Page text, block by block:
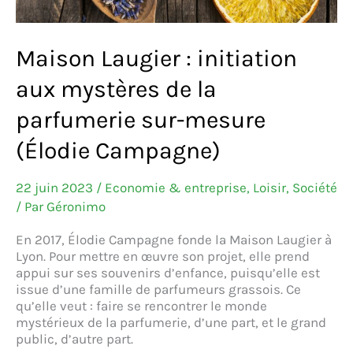
Maison Laugier : initiation
aux mystères de la
parfumerie sur-mesure
(Élodie Campagne)
22 juin 2023 / Economie & entreprise, Loisir, Société
/ Par Géronimo
En 2017, Élodie Campagne fonde la Maison Laugier à
Lyon. Pour mettre en œuvre son projet, elle prend
appui sur ses souvenirs d’enfance, puisqu’elle est
issue d’une famille de parfumeurs grassois. Ce
qu’elle veut : faire se rencontrer le monde
mystérieux de la parfumerie, d’une part, et le grand
public, d’autre part.